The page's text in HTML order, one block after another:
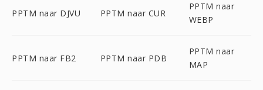
PPTM naar DJVU PPTM naar CUR
PPTM naar
WEBP
PPTM naar FB2 PPTM naar PDB
PPTM naar
MAP